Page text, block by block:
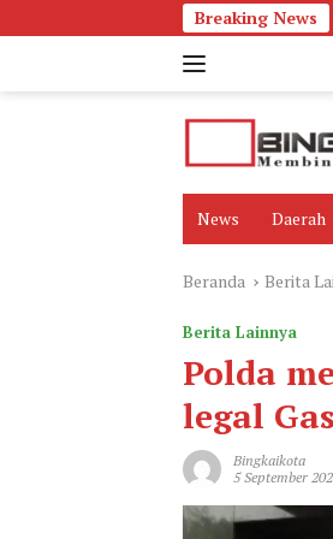
ke
Breaking News
News Daerah
Beranda Berita
Berita Lainnya
Polda
legal
Bingkaikota
5 September